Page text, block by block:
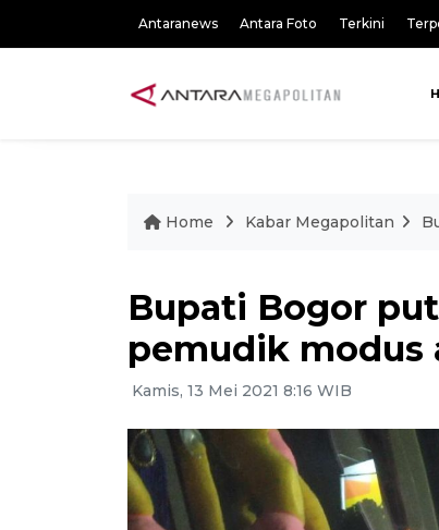
Antaranews Antara Foto Terkini
Home Kabar Megapolitan
Bupati Bogor
pemudik modus
Kamis, 13 Mei 2021 8:16 WIB